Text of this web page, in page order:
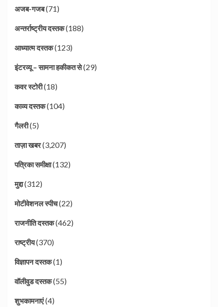
अजब-गजब(71)
अन्तर्राष्ट्रीय दस्तक(188)
आध्यात्म दस्तक(123)
इंटरव्यू – सामना हकीकत से(29)
कवर स्टोरी(18)
काव्य दस्तक(104)
गैलरी(5)
ताज़ा खबर(3,207)
पत्रिका समीक्षा(132)
मुद्दा(312)
मोटीवेशनल स्पीच(22)
राजनीति दस्तक(462)
राष्ट्रीय(370)
विज्ञापन दस्तक(1)
वॉलीवुड दस्तक(55)
शुभकामनाएं(4)